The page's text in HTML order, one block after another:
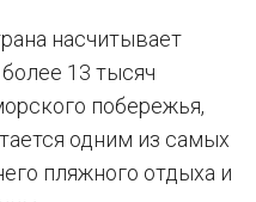
насчитывает
13 тысяч
побережья,
одним из самых
пляжного отдыха и